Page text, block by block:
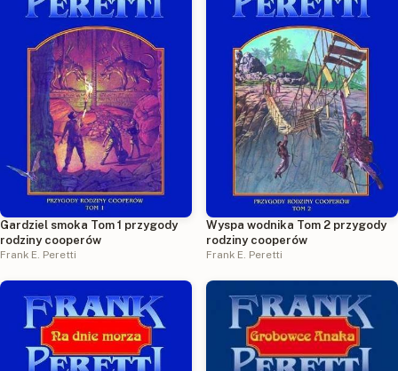
Gardziel smoka Tom 1 przygody
rodziny cooperów
Frank E. Peretti
Wyspa wodnika Tom 2 przygody
rodziny cooperów
Frank E. Peretti